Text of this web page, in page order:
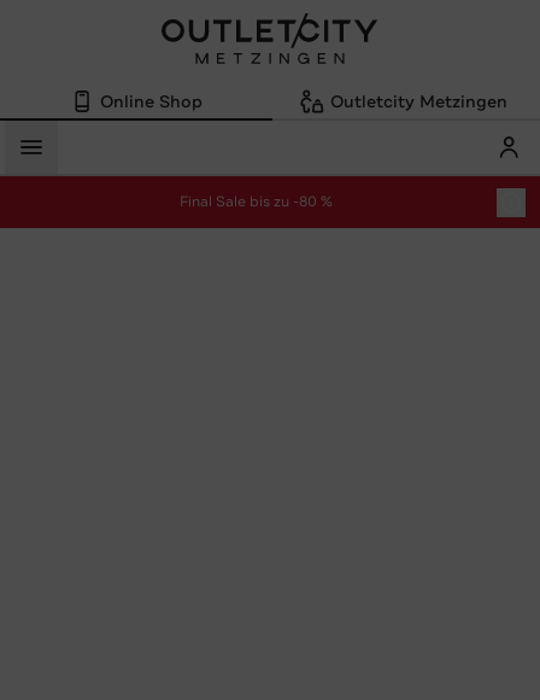
Online Shop Outletcity Metzingen
Menü
Final Sale bis zu -80 %